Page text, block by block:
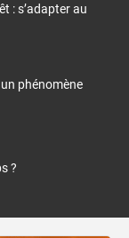
: s’adapter au
phénomène
?